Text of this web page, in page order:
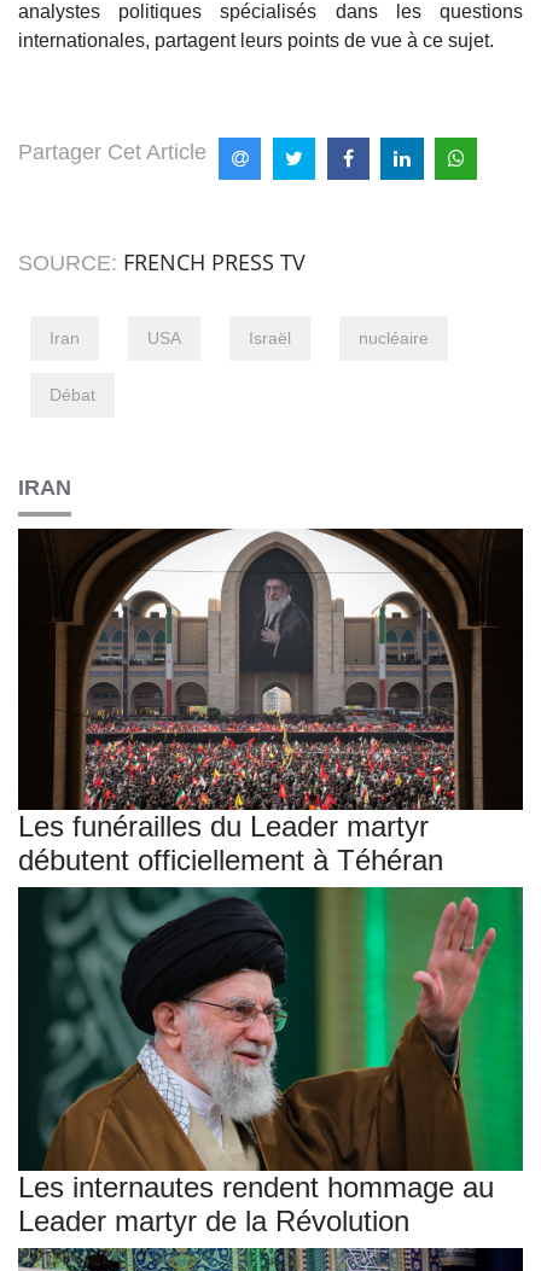
analystes politiques spécialisés dans les questions
internationales, partagent leurs points de vue à ce sujet.
Partager Cet Article
SOURCE: FRENCH PRESS TV
Iran USA Israël nucléaire
Débat
IRAN
Les funérailles du Leader martyr
débutent officiellement à Téhéran
Les internautes rendent hommage au
Leader martyr de la Révolution